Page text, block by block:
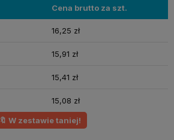
Cena brutto za szt.
16,25 zł
15,91 zł
15,41 zł
15,08 zł
🔖 W zestawie taniej!